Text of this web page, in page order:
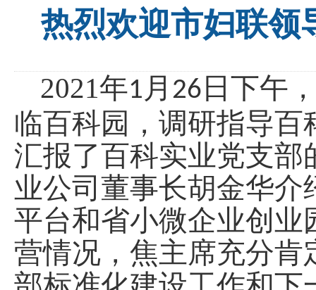
热烈欢迎市妇联领
2021年1 月 26 日下午
临百科园，调研指导
汇报了百科实业党支
业公司董事长胡金华
平台和省小微企业创
营情况，焦主席充分